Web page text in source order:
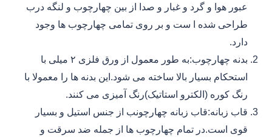
عبور هوا و گرد و غبار و صدا از بین چهارچوب و لنگه درب
طراحی شده ا ست و بر روی تمامی چهارچوب ها وجود
دارد.
بدنه چهارچوب:به طور معمول از ورق فلزی ۲ میلی با
استحکام بسیار بالا ساخته می شود.این بدنه ها را معمولا با
رنگ کوره (الکترو استاتیک)رنگ آمیزی می کنند.
قاب زبانه:قاب زبانه چهارچونب از جنس استیل و بسیار
قوی است.در تمام چهارچوب ها از جمله ضد سرقت و